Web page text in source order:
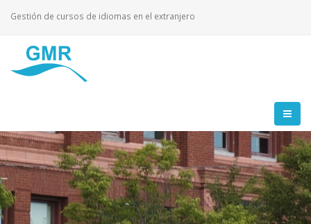
Gestión de cursos de idiomas en el extranjero